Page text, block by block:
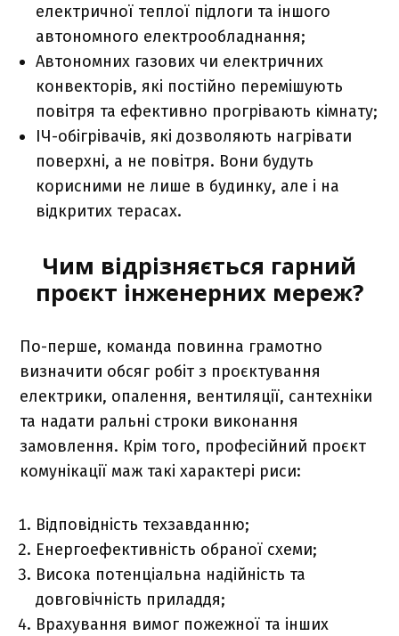
електричної теплої підлоги та іншого
автономного електрообладнання;
Автономних газових чи електричних
конвекторів, які постійно перемішують
повітря та ефективно прогрівають кімнату;
ІЧ-обігрівачів, які дозволяють нагрівати
поверхні, а не повітря. Вони будуть
корисними не лише в будинку, але і на
відкритих терасах.
Чим відрізняється гарний
проєкт інженерних мереж?
По-перше, команда повинна грамотно
визначити обсяг робіт з проєктування
електрики, опалення, вентиляції, сантехніки
та надати ральні строки виконання
замовлення. Крім того, професійний проєкт
комунікації маж такі характері риси:
Відповідність техзавданню;
Енергоефективність обраної схеми;
Висока потенціальна надійність та
довговічність приладдя;
Врахування вимог пожежної та інших